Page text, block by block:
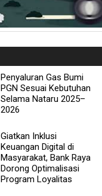
Penyaluran Gas Bumi
PGN Sesuai Kebutuhan
Selama Nataru 2025–
2026
Giatkan Inklusi
Keuangan Digital di
Masyarakat, Bank Raya
Dorong Optimalisasi
Program Loyalitas